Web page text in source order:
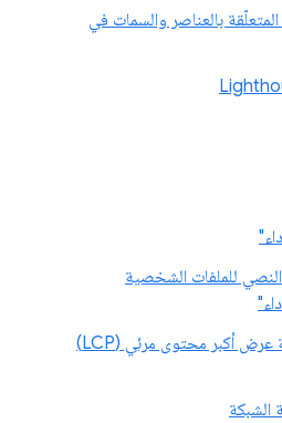
بالعناصر والسمات في
النصي للملفات الشخصية
إتاحة بيانات حقل "سرعة عرض أكبر محتوى مرئي (LCP)
الشبكة